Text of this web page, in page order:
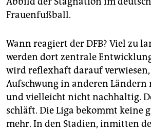
Frauenfußball.
Wann reagiert der DFB? Viel zu
werden dort zentrale
wird reflexhaft darauf verwiesen,
Aufschwung in anderen
und vielleicht nicht nachhaltig.
schläft. Die Liga bekommt keine
mehr. In den Stadien, inmitten